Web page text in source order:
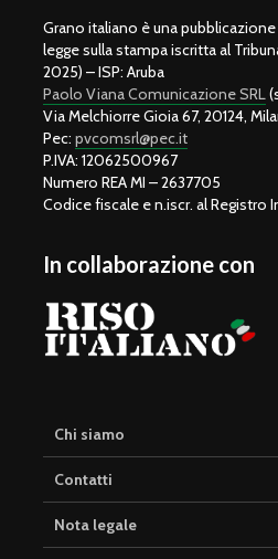
Grano italiano è una
legge sulla stampa iscritta al
2025) – ISP: Aruba
Paolo Viana Comunicazione SRL
Via Melchiorre Gioia 67, 20124,
Pec: pvcomsrl@pec.it
P.IVA: 12062500967
Numero REA MI – 2637705
Codice fiscale e n.iscr. al Registro
In collaborazione con
Chi siamo
Contatti
Nota legale